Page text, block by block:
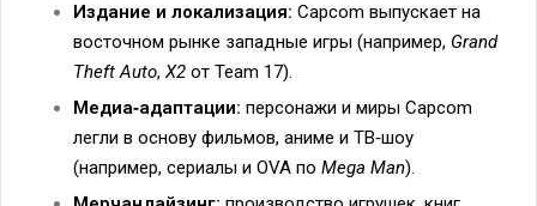
Издание и локализация: Capcom выпускает на
восточном рынке западные игры (например, Grand
Theft Auto, X2 от Team 17).
Медиа‑адаптации: персонажи и миры Capcom
легли в основу фильмов, аниме и ТВ‑шоу
(например, сериалы и OVA по Mega Man).